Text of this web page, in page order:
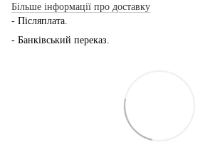
Більше інформації про доставку
- Післяплата.
- Банківський переказ.